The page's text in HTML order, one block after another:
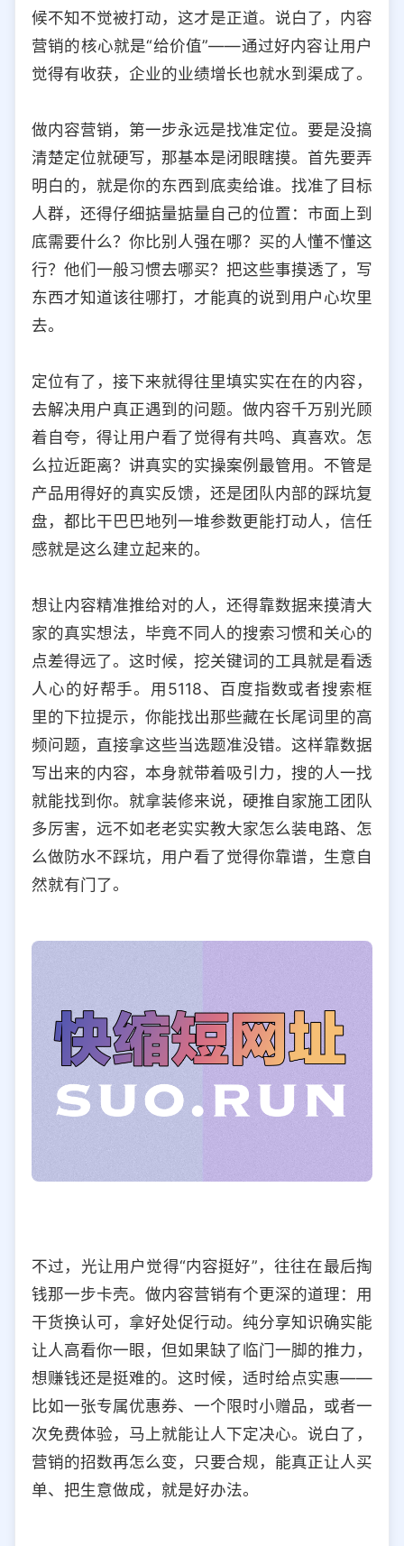
候不知不觉被打动，这才是正道。说白了，内容
营销的核心就是“给价值”——通过好内容让用户
觉得有收获，企业的业绩增长也就水到渠成了。
做内容营销，第一步永远是找准定位。要是没搞
清楚定位就硬写，那基本是闭眼瞎摸。首先要弄
明白的，就是你的东西到底卖给谁。找准了目标
人群，还得仔细掂量掂量自己的位置：市面上到
底需要什么？你比别人强在哪？买的人懂不懂这
行？他们一般习惯去哪买？把这些事摸透了，写
东西才知道该往哪打，才能真的说到用户心坎里
去。
定位有了，接下来就得往里填实实在在的内容，
去解决用户真正遇到的问题。做内容千万别光顾
着自夸，得让用户看了觉得有共鸣、真喜欢。怎
么拉近距离？讲真实的实操案例最管用。不管是
产品用得好的真实反馈，还是团队内部的踩坑复
盘，都比干巴巴地列一堆参数更能打动人，信任
感就是这么建立起来的。
想让内容精准推给对的人，还得靠数据来摸清大
家的真实想法，毕竟不同人的搜索习惯和关心的
点差得远了。这时候，挖关键词的工具就是看透
人心的好帮手。用5118、百度指数或者搜索框
里的下拉提示，你能找出那些藏在长尾词里的高
频问题，直接拿这些当选题准没错。这样靠数据
写出来的内容，本身就带着吸引力，搜的人一找
就能找到你。就拿装修来说，硬推自家施工团队
多厉害，远不如老老实实教大家怎么装电路、怎
么做防水不踩坑，用户看了觉得你靠谱，生意自
然就有门了。
不过，光让用户觉得“内容挺好”，往往在最后掏
钱那一步卡壳。做内容营销有个更深的道理：用
干货换认可，拿好处促行动。纯分享知识确实能
让人高看你一眼，但如果缺了临门一脚的推力，
想赚钱还是挺难的。这时候，适时给点实惠——
比如一张专属优惠券、一个限时小赠品，或者一
次免费体验，马上就能让人下定决心。说白了，
营销的招数再怎么变，只要合规，能真正让人买
单、把生意做成，就是好办法。